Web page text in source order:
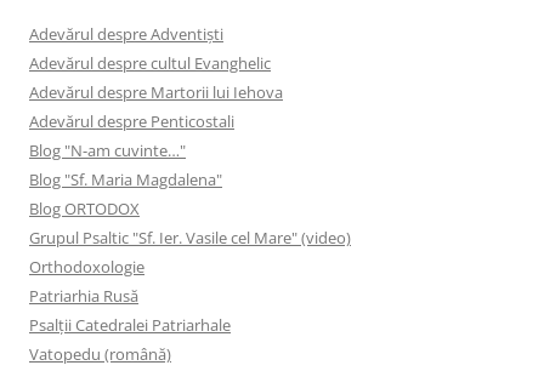
Adevărul despre Adventişti
Adevărul despre cultul Evanghelic
Adevărul despre Martorii lui Iehova
Adevărul despre Penticostali
Blog "N-am cuvinte…"
Blog "Sf. Maria Magdalena"
Blog ORTODOX
Grupul Psaltic "Sf. Ier. Vasile cel Mare" (video)
Orthodoxologie
Patriarhia Rusă
Psalţii Catedralei Patriarhale
Vatopedu (română)